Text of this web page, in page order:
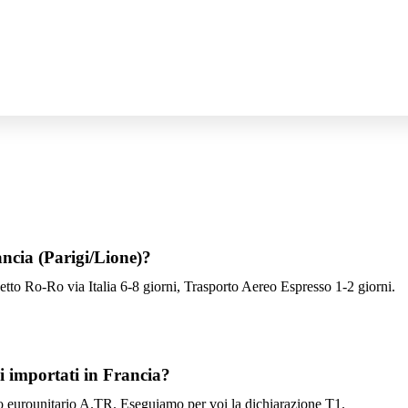
(Parigi/Lione)?
Ro-Ro via Italia 6-8 giorni, Trasporto Aereo Espresso 1-2 giorni.
importati in Francia?
A.TR. Eseguiamo per voi la dichiarazione T1.